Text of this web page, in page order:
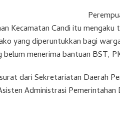
Kecamatan Candi itu
yang diperuntukkan bagi
menerima bantuan BST,
dari Sekretariatan Daerah
Administrasi Pemerintahan